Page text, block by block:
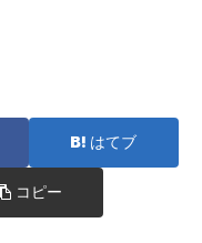
はてブ
コピー